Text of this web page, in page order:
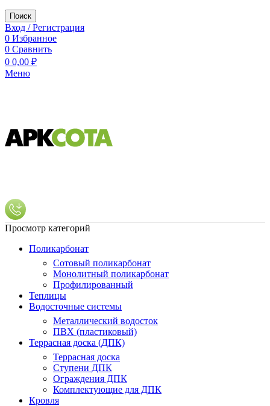
Поиск
Вход / Регистрация
0 Избранное
0 Сравнить
0 0,00 ₽
Меню
Просмотр категорий
Поликарбонат
Сотовый поликарбонат
Монолитный поликарбонат
Профилированный
Теплицы
Водосточные системы
Металлический водосток
ПВХ (пластиковый)
Террасная доска (ДПК)
Террасная доска
Ступени ДПК
Ограждения ДПК
Комплектующие для ДПК
Кровля